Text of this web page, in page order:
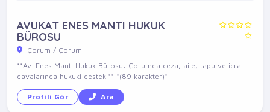
AVUKAT ENES MANTI HUKUK
BÜROSU
Çorum / Çorum
**Av. Enes Mantı Hukuk Bürosu: Çorumda ceza, aile, tapu ve icra
davalarında hukuki destek.** *(89 karakter)*
Profili Gör Ara